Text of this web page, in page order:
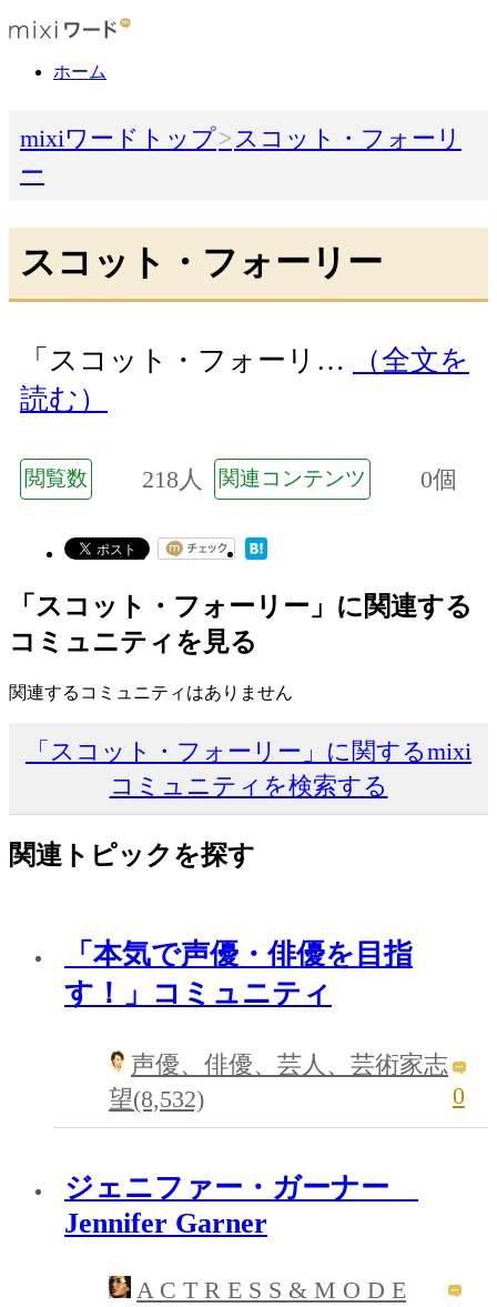
ホーム
mixiワードトップ
スコット・フォーリ
ー
スコット・フォーリー
「スコット・フォーリ…
（全文を
読む）
閲覧数 218人 関連コンテンツ 0個
「スコット・フォーリー」に関連する
コミュニティを見る
関連するコミュニティはありません
「スコット・フォーリー」に関するmixi
コミュニティを検索する
関連トピックを探す
「本気で声優・俳優を目指
す！」コミュニティ
声優、俳優、芸人、芸術家志
望(8,532)
0
ジェニファー・ガーナー
Jennifer Garner
A C T R E S S & M O D E